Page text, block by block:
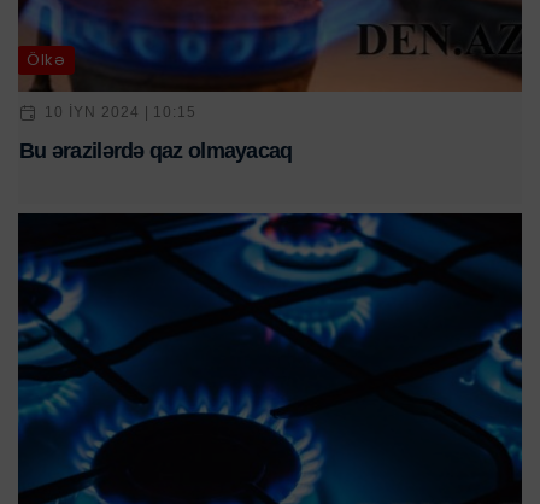
Ölkə
10 IYN 2024 | 10:15
Bu ərazilərdə qaz olmayacaq